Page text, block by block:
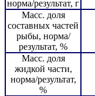
норма/результат, г
Масс. доля
составных частей
рыбы, норма/
результат, %
Масс. доля
жидкой части,
норма/результат,
%